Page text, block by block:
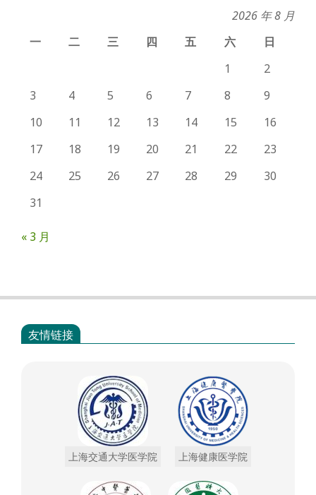
2026 年 8 月
一
二 三 四 五 六
日
1
2
3
4 5 6 7 8
9
10
11 12 13 14 15
16
17
18 19 20 21 22
23
24
25 26 27 28 29
30
31
« 3 月
友情链接
上海交通大学医学院 上海健康医学院